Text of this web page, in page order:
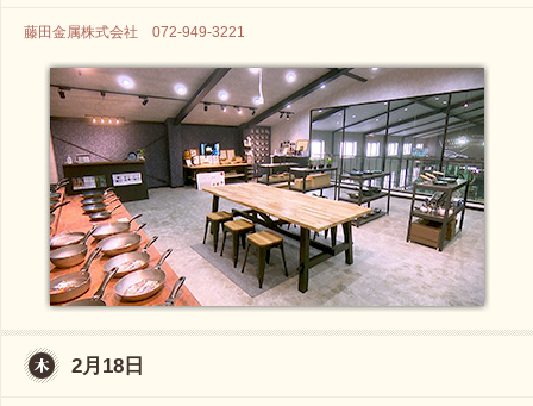
藤田金属株式会社 072-949-3221
2月18日